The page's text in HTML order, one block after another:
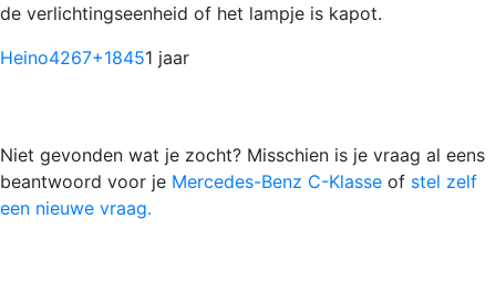
de verlichtingseenheid of het lampje is kapot.
Heino4267+18451 jaar
Niet gevonden wat je zocht? Misschien is je vraag al eens
beantwoord voor je Mercedes-Benz C-Klasse of stel zelf
een nieuwe vraag.